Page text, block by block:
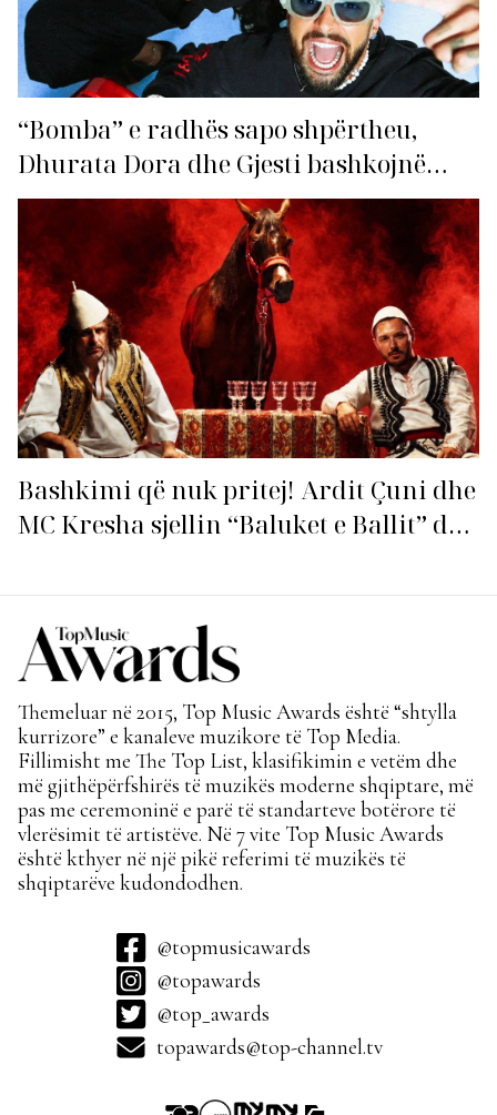
“Bomba” e radhës sapo shpërtheu,
Dhurata Dora dhe Gjesti bashkojnë
fuqitë me “Gasolina”!
Bashkimi që nuk pritej! Ardit Çuni dhe
MC Kresha sjellin “Baluket e Ballit” dhe
Themeluar në 2015, Top Music Awards është “shtylla
kurrizore” e kanaleve muzikore të Top Media.
Fillimisht me The Top List, klasifikimin e vetëm dhe
më gjithëpërfshirës të muzikës moderne shqiptare, më
pas me ceremoninë e parë të standarteve botërore të
vlerësimit të artistëve. Në 7 vite Top Music Awards
është kthyer në një pikë referimi të muzikës të
shqiptarëve kudondodhen.
@topmusicawards
@topawards
@top_awards
topawards@top-channel.tv